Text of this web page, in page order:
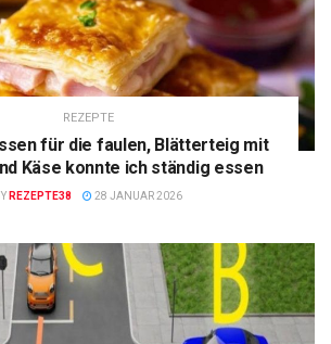
REZEPTE
für die faulen, Blätterteig mit
Käse konnte ich ständig essen
REZEPTE38 28 JANUAR 2026